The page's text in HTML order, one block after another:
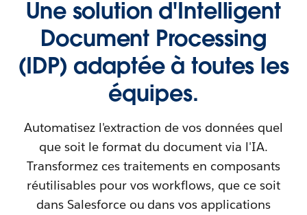
Une solution d'Intelligent
Document Processing
(IDP) adaptée à toutes les
équipes.
Automatisez l'extraction de vos données quel
que soit le format du document via l'IA.
Transformez ces traitements en composants
réutilisables pour vos workflows, que ce soit
dans Salesforce ou dans vos applications